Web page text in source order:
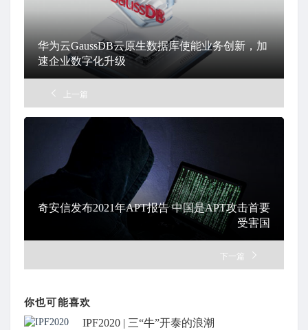
华为云GaussDB云原生数据库使能业务创新，加
速企业数字化升级
上一篇
奇安信发布2021年APT报告 中国是APT攻击首要
受害国
下一篇
你也可能喜欢
IPF2020 | 三“牛”开泰的浪潮